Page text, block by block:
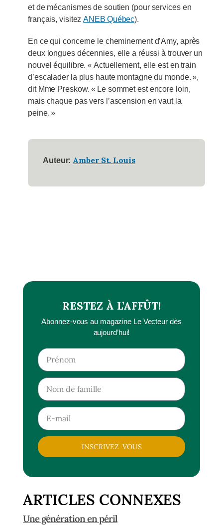
RESTEZ À L’AFFÛT!
Abonnez-vous au magazine Le Vecteur dès
aujourd’hui!
INSCRIVEZ-VOUS
ARTICLES CONNEXES
Une génération en péril
et de mécanismes de soutien (pour services en
français, visitezANEB Québec).
En ce qui concerne le cheminement d’Amy, après
deux longues décennies, elle a réussi à trouver un
nouvel équilibre. « Actuellement, elle est en train
d’escalader la plus haute montagne du monde. »,
dit Mme Preskow. « Le sommet est encore loin,
mais chaque pas vers l’ascension en vaut la
peine. »
Auteur: Amber St. Louis